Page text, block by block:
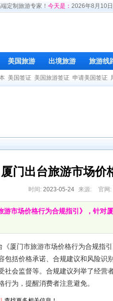
定制旅游专家！ 今天是： 2026年8月10
美国旅游 出境旅游 旅游线
美国签证 美国旅游签证 申请美国签证
厦门出台旅游市场价
时间: 2023-05-24 来源: 官网:
游市场价格行为合规指引》，针对
厦门市旅游市场价格行为合规指
包括价格承诺、合规建议和风险
社会监督等。合规建议列举了经
为，提醒消费者注意避免。